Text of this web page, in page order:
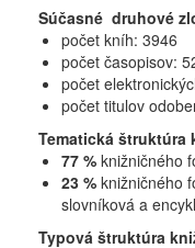
Súčasné druhové
počet kníh: 3946
počet časopisov:
počet
počet titulov
Tematická
77 %knižničného
23 %knižničného
slovníková a
Typová štruktúra